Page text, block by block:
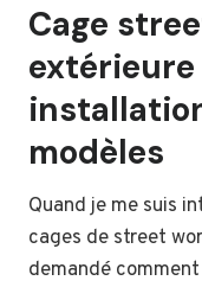
Cage
extérieure
modèles
Quand je me suis
cages de street
demandé